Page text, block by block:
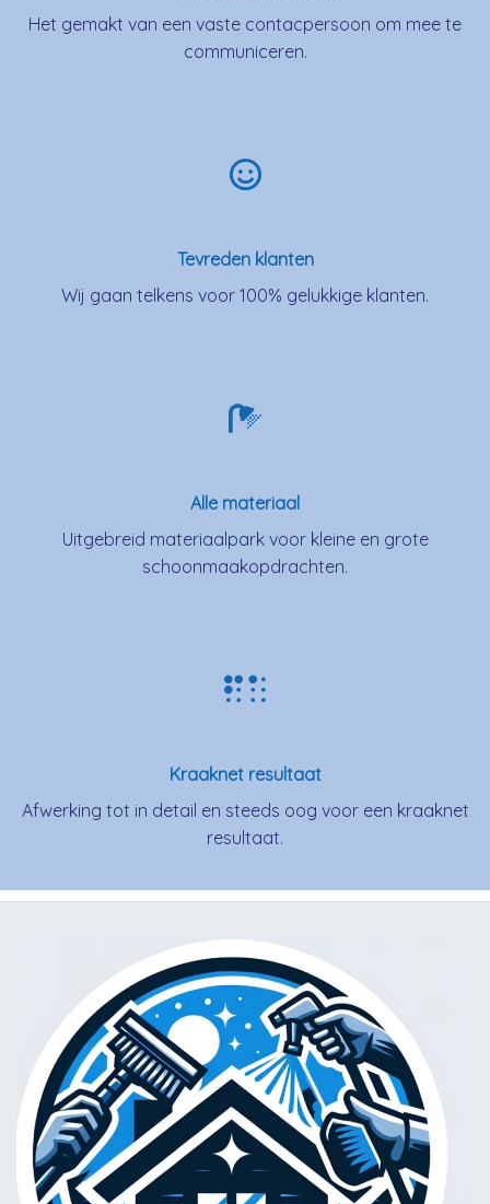
Het gemakt van een vaste contacpersoon om mee te
communiceren.
Tevreden klanten
Wij gaan telkens voor 100% gelukkige klanten.
Alle materiaal
Uitgebreid materiaalpark voor kleine en grote
schoonmaakopdrachten.
Kraaknet resultaat
Afwerking tot in detail en steeds oog voor een kraaknet
resultaat.